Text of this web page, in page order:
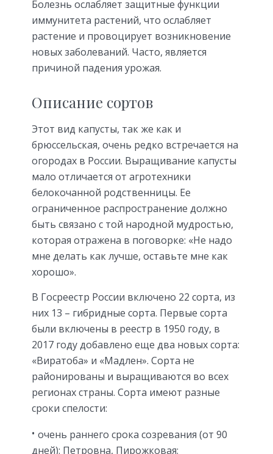
Болезнь ослабляет защитные функции
иммунитета растений, что ослабляет
растение и провоцирует возникновение
новых заболеваний. Часто, является
причиной падения урожая.
Описание сортов
Этот вид капусты, так же как и
брюссельская, очень редко встречается на
огородах в России. Выращивание капусты
мало отличается от агротехники
белокочанной родственницы. Ее
ограниченное распространение должно
быть связано с той народной мудростью,
которая отражена в поговорке: «Не надо
мне делать как лучше, оставьте мне как
хорошо».
В Госреестр России включено 22 сорта, из
них 13 – гибридные сорта. Первые сорта
были включены в реестр в 1950 году, в
2017 году добавлено еще два новых сорта:
«Виратоба» и «Мадлен». Сорта не
районированы и выращиваются во всех
регионах страны. Сорта имеют разные
сроки спелости:
очень раннего срока созревания (от 90
дней): Петровна, Пирожковая;